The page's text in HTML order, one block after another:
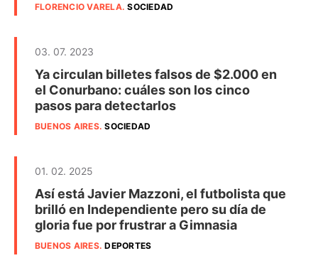
FLORENCIO VARELA.SOCIEDAD
03. 07. 2023
Ya circulan billetes falsos de $2.000 en
el Conurbano: cuáles son los cinco
pasos para detectarlos
BUENOS AIRES.SOCIEDAD
01. 02. 2025
Así está Javier Mazzoni, el futbolista que
brilló en Independiente pero su día de
gloria fue por frustrar a Gimnasia
BUENOS AIRES.DEPORTES